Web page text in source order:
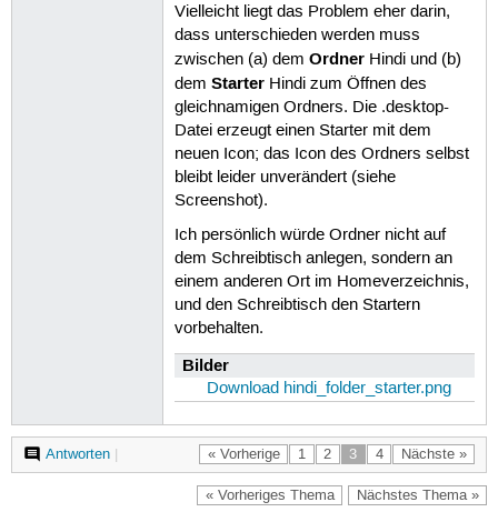
Vielleicht liegt das Problem eher darin,
dass unterschieden werden muss
zwischen (a) dem OrdnerHindi und (b)
dem StarterHindi zum Öffnen des
gleichnamigen Ordners. Die .desktop-
Datei erzeugt einen Starter mit dem
neuen Icon; das Icon des Ordners selbst
bleibt leider unverändert (siehe
Screenshot).
Ich persönlich würde Ordner nicht auf
dem Schreibtisch anlegen, sondern an
einem anderen Ort im Homeverzeichnis,
und den Schreibtisch den Startern
vorbehalten.
Bilder
Download hindi_folder_starter.png
« Vorherige 1 2 3 4 Nächste »
Antworten|
« Vorheriges Thema Nächstes Thema »